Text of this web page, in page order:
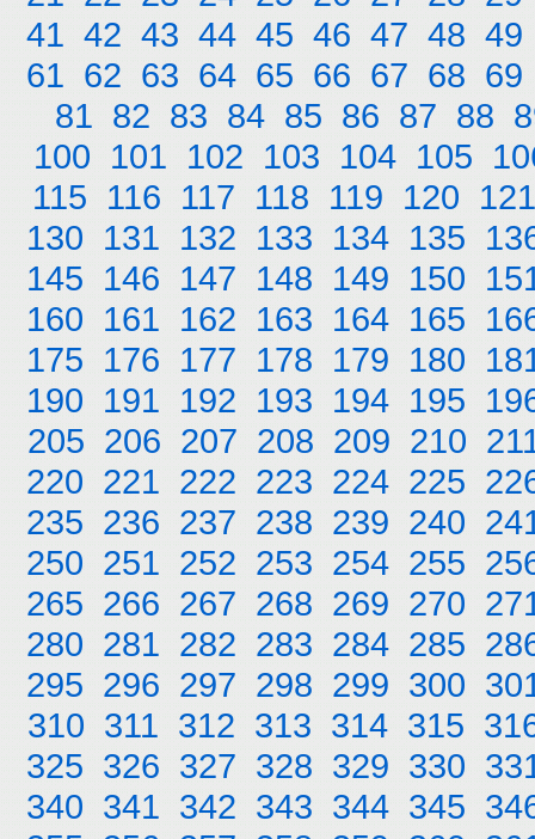
41 42 43 44 45 46 47 48 49
61 62 63 64 65 66 67 68 69
81 82 83 84 85 86 87 88
100 101 102 103 104 105
115 116 117 118 119 120 121
130 131 132 133 134 135
145 146 147 148 149 150
160 161 162 163 164 165
175 176 177 178 179 180
190 191 192 193 194 195
205 206 207 208 209 210
220 221 222 223 224 225
235 236 237 238 239 240
250 251 252 253 254 255
265 266 267 268 269 270
280 281 282 283 284 285
295 296 297 298 299 300
310 311 312 313 314 315
325 326 327 328 329 330
340 341 342 343 344 345